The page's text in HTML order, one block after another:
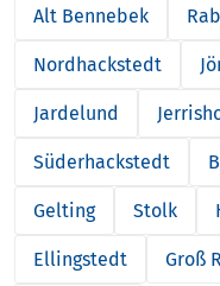
Alt Bennebek
Nordhackstedt
Jardelund
Süderhackstedt
Gelting Stolk
Ellingstedt Groß